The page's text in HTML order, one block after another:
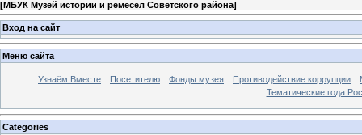
[МБУК Музей истории и ремёсел Советского района]
Вход на сайт
Меню сайта
Узнаём Вместе Посетителю Фонды музея Противодействие коррупции
Тематические года
Categories